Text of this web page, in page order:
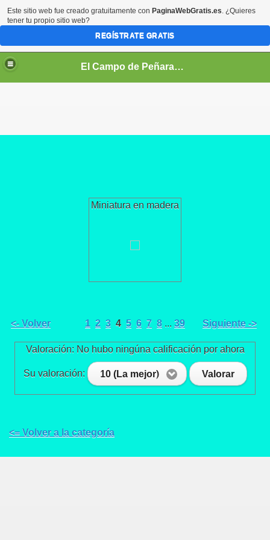
El Campo de Peñaranda (Salamanca)
Miniatura en madera
<- Volver 1 2 3 4 5 6 7 8 ... 39 Siguiente ->
Valoración: No hubo ningúna calificación por ahora
Su valoración: 10 (La mejor) Valorar
<= Volver a la categoría
Este sitio web fue creado gratuitamente con PaginaWebGratis.es. ¿Quieres
tener tu propio sitio web?
REGÍSTRATE GRATIS